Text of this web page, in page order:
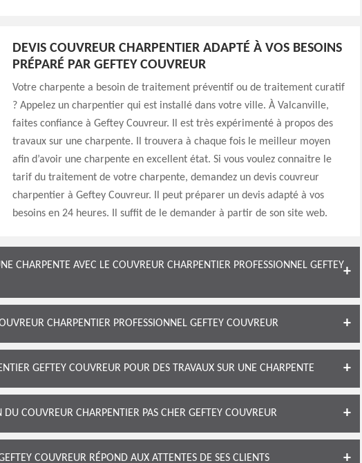
DEVIS COUVREUR CHARPENTIER ADAPTÉ À VOS BESOINS
PRÉPARÉ PAR GEFTEY COUVREUR
Votre charpente a besoin de traitement préventif ou de traitement curatif
? Appelez un charpentier qui est installé dans votre ville. À Valcanville,
faites confiance à Geftey Couvreur. Il est très expérimenté à propos des
travaux sur une charpente. Il trouvera à chaque fois le meilleur moyen
afin d’avoir une charpente en excellent état. Si vous voulez connaitre le
tarif du traitement de votre charpente, demandez un devis couvreur
charpentier à Geftey Couvreur. Il peut préparer un devis adapté à vos
besoins en 24 heures. Il suffit de le demander à partir de son site web.
CHARPENTE AVEC LE COUVREUR CHARPENTIER PROFESSIONNEL GEFTEY
CHARPENTIER PROFESSIONNEL GEFTEY COUVREUR
GEFTEY COUVREUR POUR DES TRAVAUX SUR UNE CHARPENTE
DU COUVREUR CHARPENTIER PAS CHER GEFTEY COUVREUR
COUVREUR RÉPOND AUX ATTENTES DE SES CLIENTS